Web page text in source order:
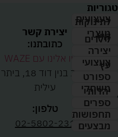
צעצועים
לתינוקות
מוצרי
קיץ
לילדים
יצירה
צעצועי
עץ
ספורט
משחקי
יהדות
ספרים
תחפושות
מבצעים
יצירת קשר
כתובתנו:
נווטו אלינו עם WAZE
רחוב בנין דוד 18, ביתר
עילית
טלפון:
02-5802-231